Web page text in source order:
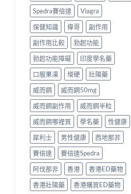
Spedra賽倍達
Viagra
保健知識
偉哥
副作用
副作用比較
勃起功能
勃起功能障礙
印度學名藥
口服果凍
增硬
壯陽藥
威而鋼
威而鋼50mg
威而鋼副作用
威而鋼半粒
威而鋼哪裡買
學名藥
性健康
犀利士
男性健康
西地那非
賽倍達
賽倍達Spedra
阿伐那非
香港
香港ED藥物
香港壯陽藥
香港購買ED藥物